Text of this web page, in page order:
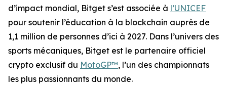
d’impact mondial, Bitget s’est associée à l’UNICEF
pour soutenir l’éducation à la blockchain auprès de
1,1 million de personnes d’ici à 2027. Dans l’univers des
sports mécaniques, Bitget est le partenaire officiel
crypto exclusif du MotoGP™, l’un des championnats
les plus passionnants du monde.